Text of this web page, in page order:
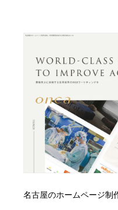
名古屋のホームページ制